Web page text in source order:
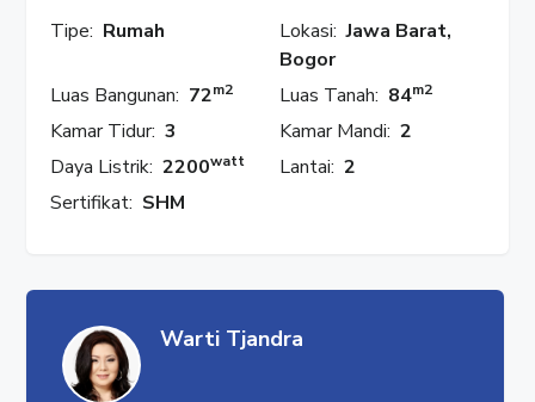
HUBUNGI : WARTI
✓ WhatsApp : 08777 553 0989
✓ Instagram : @rumahproperti1
✓ YouTube : Rumah Properti
#rumahproperti
#santoriniresidence
#rumahsantoriniresidence
#rumahgunungputri
#rumahbogor
Tipe: Rumah Lokasi: Jawa Barat,
Bogor
Luas Bangunan: 72m2 Luas Tanah: 84m2
Kamar Tidur: 3 Kamar Mandi: 2
Daya Listrik: 2200watt Lantai: 2
Sertifikat: SHM
Warti Tjandra